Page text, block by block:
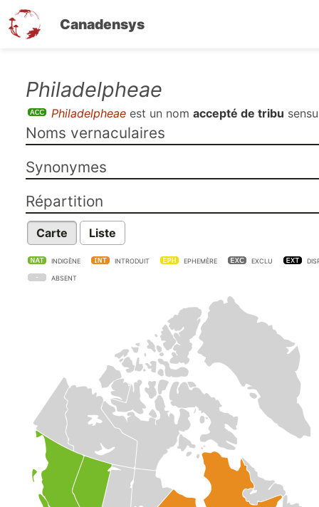
Canadensys
contenu
principal
Philadelpheae
Philadelpheae est un nom accepté de tribu
Noms vernaculaires
Synonymes
Répartition
Carte Liste
INDIGÈNE INTRODUIT EPHEMÈRE EXCLU
ABSENT